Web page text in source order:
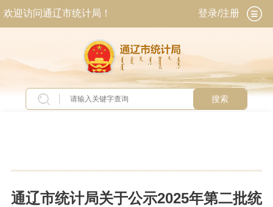
欢迎访问通辽市统计局！ 登录/注册
搜索
通辽市统计局关于公示2025年第二批统